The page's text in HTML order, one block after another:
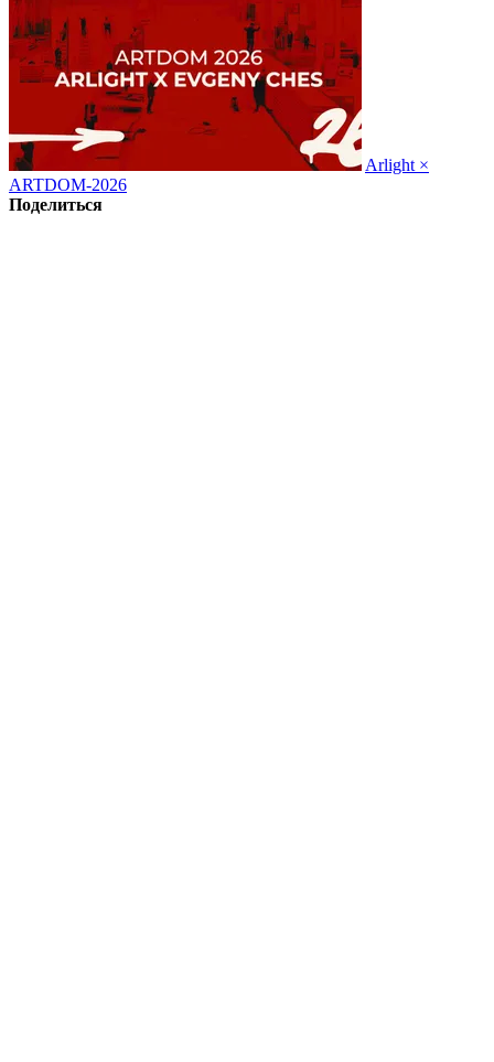
Arlight ×
ARTDOM-2026
Поделиться